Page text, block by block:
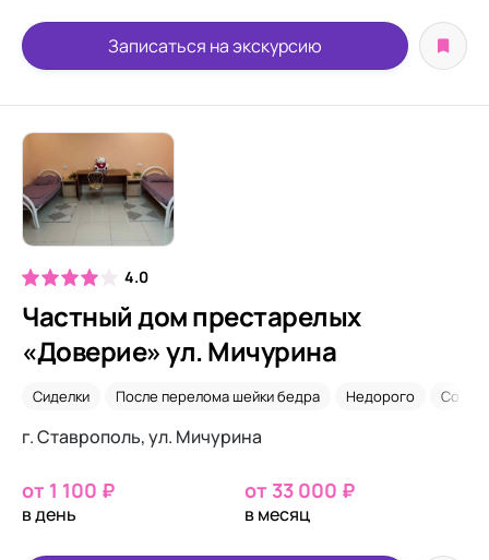
Записаться на экскурсию
4.0
Частный дом престарелых
«Доверие» ул. Мичурина
Сиделки После перелома шейки бедра Недорого Со
г. Ставрополь, ул. Мичурина
от 1 100 ₽
в день
от 33 000 ₽
в месяц